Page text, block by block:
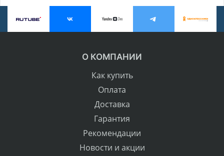
О КОМПАНИИ
Как купить
Оплата
Доставка
Гарантия
Рекомендации
Новости и акции